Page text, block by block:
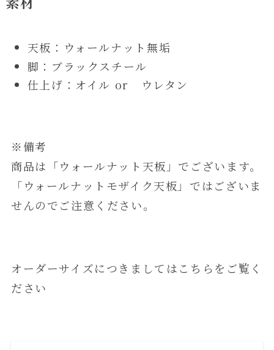
天板：ウォールナット無垢
脚：ブラックスチール
仕上げ：オイル or ウレタン
※備考
商品は「ウォールナット天板」でございます。
「ウォールナットモザイク天板」ではございま
せんのでご注意ください。
オーダーサイズにつきましてはこちらをご覧く
ださい